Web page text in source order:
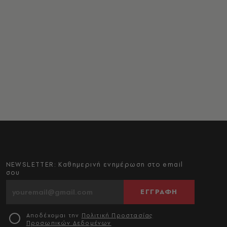
NEWSLETTER: Καθημερινή ενημέρωση στο email
σου
ΕΓΓΡΑΦΗ
Αποδέχομαι την Πολιτική Προστασίας
Προσωπικών Δεδομένων